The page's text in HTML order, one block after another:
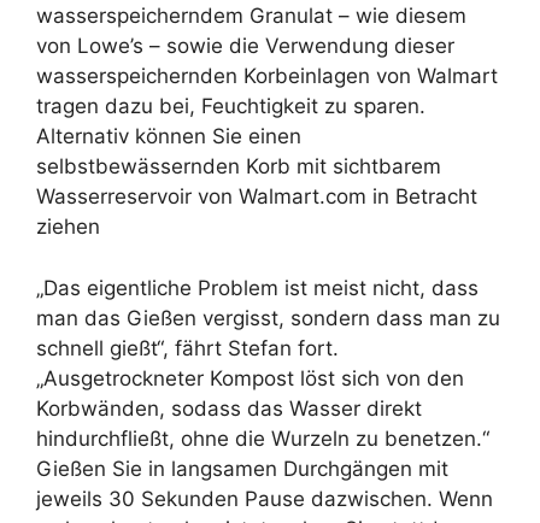
wasserspeicherndem Granulat – wie diesem
von Lowe’s – sowie die Verwendung dieser
wasserspeichernden Korbeinlagen von Walmart
tragen dazu bei, Feuchtigkeit zu sparen.
Alternativ können Sie einen
selbstbewässernden Korb mit sichtbarem
Wasserreservoir von Walmart.com in Betracht
ziehen
„Das eigentliche Problem ist meist nicht, dass
man das Gießen vergisst, sondern dass man zu
schnell gießt“, fährt Stefan fort.
„Ausgetrockneter Kompost löst sich von den
Korbwänden, sodass das Wasser direkt
hindurchfließt, ohne die Wurzeln zu benetzen.“
Gießen Sie in langsamen Durchgängen mit
jeweils 30 Sekunden Pause dazwischen. Wenn